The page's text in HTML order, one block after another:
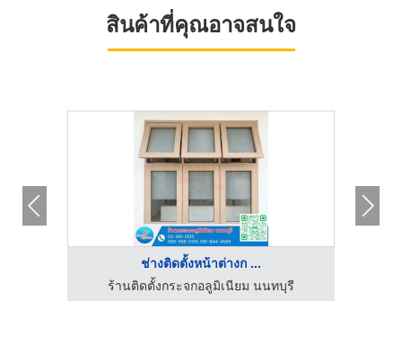
สินค้าที่คุณอาจสนใจ
ช่างติดตั้งหน้าต่างก ...
ร้านติดตั้งกระจกอลูมิเนียม นนทบุรี